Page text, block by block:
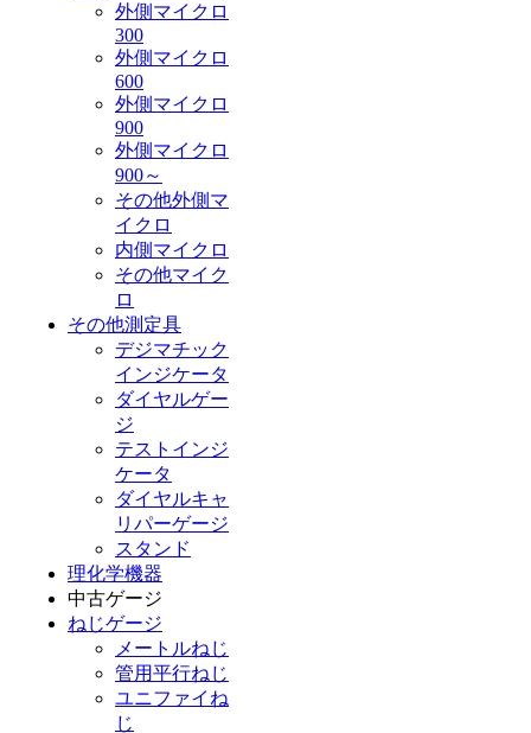
外側マイクロ
300
外側マイクロ
600
外側マイクロ
900
外側マイクロ
900～
その他外側マ
イクロ
内側マイクロ
その他マイク
ロ
その他測定具
デジマチック
インジケータ
ダイヤルゲー
ジ
テストインジ
ケータ
ダイヤルキャ
リパーゲージ
スタンド
理化学機器
中古ゲージ
ねじゲージ
メートルねじ
管用平行ねじ
ユニファイね
じ